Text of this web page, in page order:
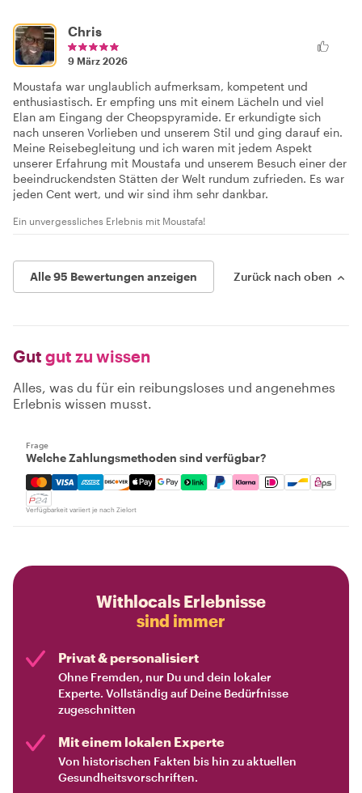
Chris
9 März 2026
Moustafa war unglaublich aufmerksam, kompetent und
enthusiastisch. Er empfing uns mit einem Lächeln und viel
Elan am Eingang der Cheopspyramide. Er erkundigte sich
nach unseren Vorlieben und unserem Stil und ging darauf ein.
Meine Reisebegleitung und ich waren mit jedem Aspekt
unserer Erfahrung mit Moustafa und unserem Besuch einer der
beeindruckendsten Stätten der Welt rundum zufrieden. Es war
jeden Cent wert, und wir sind ihm sehr dankbar.
Ein unvergessliches Erlebnis mit Moustafa!
Alle 95 Bewertungen anzeigen Zurück nach oben
Gut gut zu wissen
Alles, was du für ein reibungsloses und angenehmes
Erlebnis wissen musst.
Frage
Welche Zahlungsmethoden sind verfügbar?
Mastercard, Visa, Amex, Discover, Apple Pay, Google
Verfügbarkeit variiert je nach Zielort
Withlocals Erlebnisse
sind immer
Privat & personalisiert
Ohne Fremden, nur Du und dein lokaler
Experte. Vollständig auf Deine Bedürfnisse
zugeschnitten
Mit einem lokalen Experte
Von historischen Fakten bis hin zu aktuellen
Gesundheitsvorschriften.